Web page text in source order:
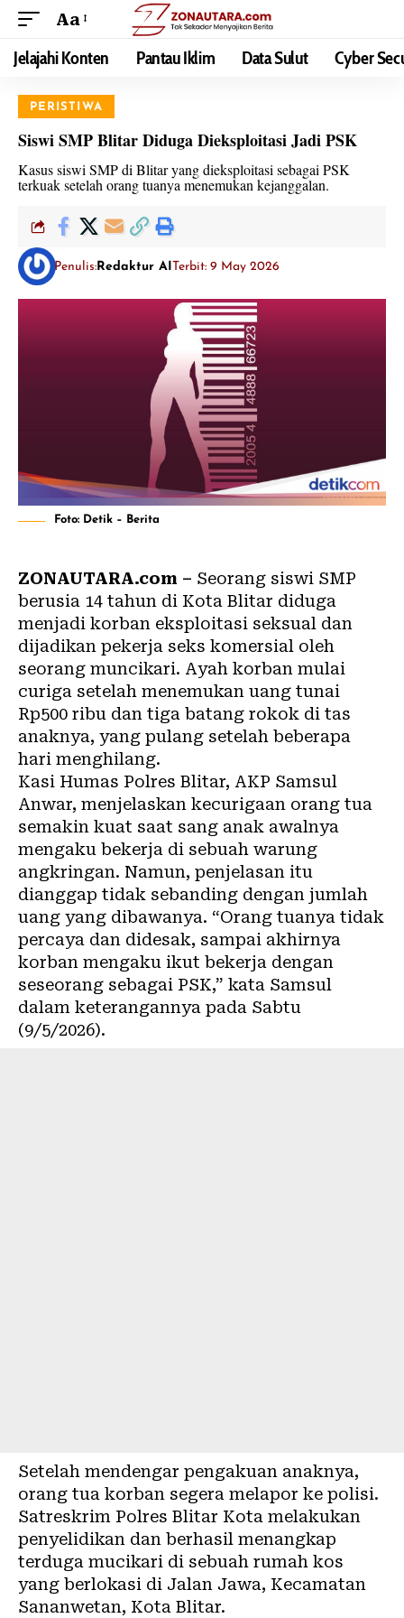
Aa
Jelajahi Konten Pantau Iklim Data Sulut Cyber
PERISTIWA
Siswi SMP Blitar Diduga Dieksploitasi Jadi PSK
Kasus siswi SMP di Blitar yang dieksploitasi sebagai PSK
terkuak setelah orang tuanya menemukan kejanggalan.
Penulis: Redaktur AITerbit: 9 May 2026
Foto: Detik – Berita
ZONAUTARA.com – Seorang siswi SMP
berusia 14 tahun di Kota Blitar diduga
menjadi korban eksploitasi seksual dan
dijadikan pekerja seks komersial oleh
seorang muncikari. Ayah korban mulai
curiga setelah menemukan uang tunai
Rp500 ribu dan tiga batang rokok di tas
anaknya, yang pulang setelah beberapa
hari menghilang.
Kasi Humas Polres Blitar, AKP Samsul
Anwar, menjelaskan kecurigaan orang tua
semakin kuat saat sang anak awalnya
mengaku bekerja di sebuah warung
angkringan. Namun, penjelasan itu
dianggap tidak sebanding dengan jumlah
uang yang dibawanya. “Orang tuanya tidak
percaya dan didesak, sampai akhirnya
korban mengaku ikut bekerja dengan
seseorang sebagai PSK,” kata Samsul
dalam keterangannya pada Sabtu
(9/5/2026).
Setelah mendengar pengakuan anaknya,
orang tua korban segera melapor ke polisi.
Satreskrim Polres Blitar Kota melakukan
penyelidikan dan berhasil menangkap
terduga mucikari di sebuah rumah kos
yang berlokasi di Jalan Jawa, Kecamatan
Sananwetan, Kota Blitar.